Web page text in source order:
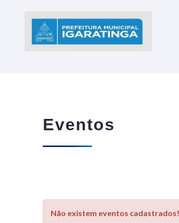
Eventos
Não existem eventos cadastrados!